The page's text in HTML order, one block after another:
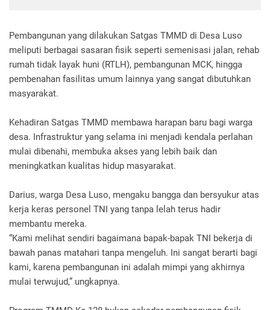
Pembangunan yang dilakukan Satgas TMMD di Desa Luso
meliputi berbagai sasaran fisik seperti semenisasi jalan, rehab
rumah tidak layak huni (RTLH), pembangunan MCK, hingga
pembenahan fasilitas umum lainnya yang sangat dibutuhkan
masyarakat.
Kehadiran Satgas TMMD membawa harapan baru bagi warga
desa. Infrastruktur yang selama ini menjadi kendala perlahan
mulai dibenahi, membuka akses yang lebih baik dan
meningkatkan kualitas hidup masyarakat.
Darius, warga Desa Luso, mengaku bangga dan bersyukur atas
kerja keras personel TNI yang tanpa lelah terus hadir
membantu mereka.
“Kami melihat sendiri bagaimana bapak-bapak TNI bekerja di
bawah panas matahari tanpa mengeluh. Ini sangat berarti bagi
kami, karena pembangunan ini adalah mimpi yang akhirnya
mulai terwujud,” ungkapnya.